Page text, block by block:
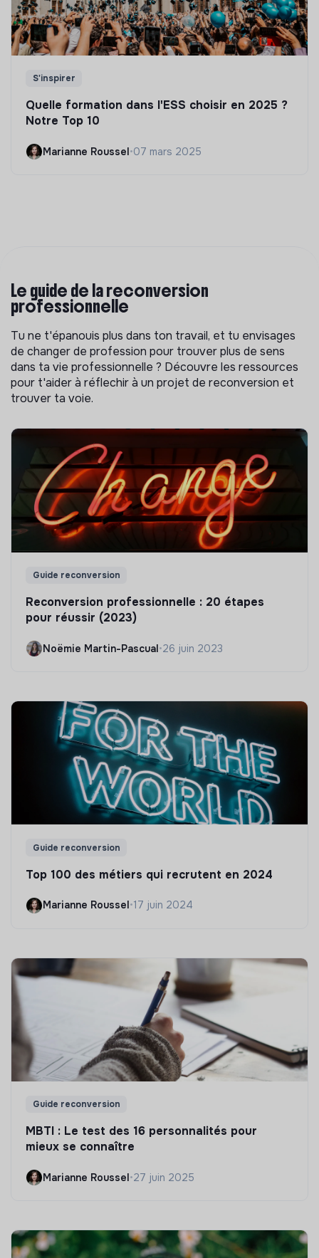
S'inspirer
Quelle formation dans l'ESS choisir en 2025 ?
Notre Top 10
Marianne Roussel•07 mars 2025
Le guide de la reconversion
professionnelle
Tu ne t'épanouis plus dans ton travail, et tu envisages
de changer de profession pour trouver plus de sens
dans ta vie professionnelle ? Découvre les ressources
pour t'aider à réflechir à un projet de reconversion et
trouver ta voie.
Guide reconversion
Reconversion professionnelle : 20 étapes
pour réussir (2023)
Noëmie Martin-Pascual•26 juin 2023
Guide reconversion
Top 100 des métiers qui recrutent en 2024
Marianne Roussel•17 juin 2024
Guide reconversion
MBTI : Le test des 16 personnalités pour
mieux se connaître
Marianne Roussel•27 juin 2025